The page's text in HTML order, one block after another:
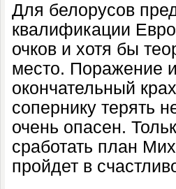
Для белорусов
квалификации
очков и хотя бы
место. Поражение
окончательный
сопернику терять
очень опасен.
сработать план
пройдет в